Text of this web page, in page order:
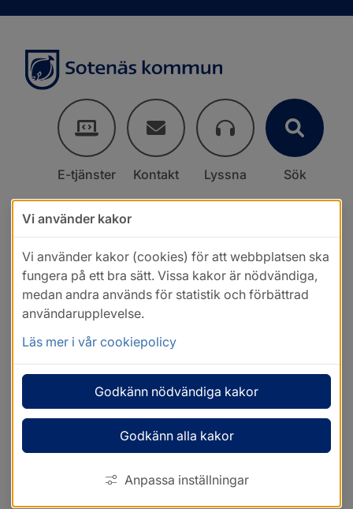
E-tjänster Kontakt Lyssna Sök
Vi använder kakor
Vi använder kakor (cookies) för att webbplatsen ska
fungera på ett bra sätt. Vissa kakor är nödvändiga,
medan andra används för statistik och förbättrad
användarupplevelse.
Läs mer i vår cookiepolicy
Godkänn nödvändiga kakor
Godkänn alla kakor
Anpassa inställningar